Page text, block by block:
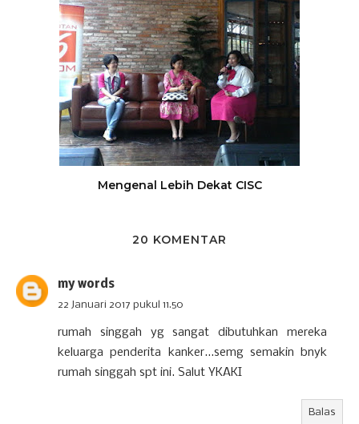
Mengenal Lebih Dekat CISC
20 KOMENTAR
my words
22 Januari 2017 pukul 11.50
rumah singgah yg sangat dibutuhkan mereka
keluarga penderita kanker...semg semakin bnyk
rumah singgah spt ini. Salut YKAKI
Balas